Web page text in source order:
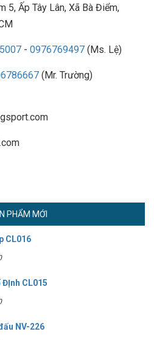
5, Ấp Tây Lân, Xã Bà Điểm,
- 0976769497 (Ms. Lệ)
(Mr. Trường)
PHẨM MỚI
CL016
CL015
NV-226